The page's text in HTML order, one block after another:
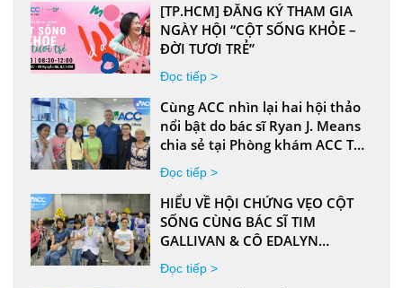
[TP.HCM] ĐĂNG KÝ THAM GIA
NGÀY HỘI “CỘT SỐNG KHỎE –
ĐỜI TƯƠI TRẺ”
Đọc tiếp >
Cùng ACC nhìn lại hai hội thảo
nổi bật do bác sĩ Ryan J. Means
chia sẻ tại Phòng khám ACC Tản
Đọc tiếp >
HIỂU VỀ HỘI CHỨNG VẸO CỘT
SỐNG CÙNG BÁC SĨ TIM
GALLIVAN & CÔ EDALYN
YLANAN MIJARES
Đọc tiếp >